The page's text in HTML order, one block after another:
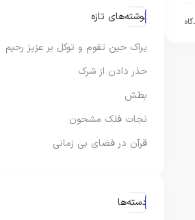
نوشته‌های تازه
یراک حین تقوم و توکل بر عزیز رحیم
حذر دادن از شرک
بطش
نجات فلک مشحون
قرآن در فضای بی زمانی
دسته‌ها